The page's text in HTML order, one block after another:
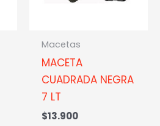
Macetas
MACETA
CUADRADA NEGRA
7 LT
$13.900